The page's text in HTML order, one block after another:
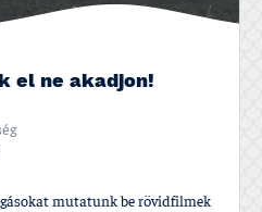
el ne akadjon!
mutatunk be rövidfilmek